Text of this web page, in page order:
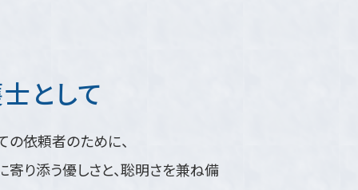
として
の依頼者のために、
り添う優しさと、聡明さを兼ね備